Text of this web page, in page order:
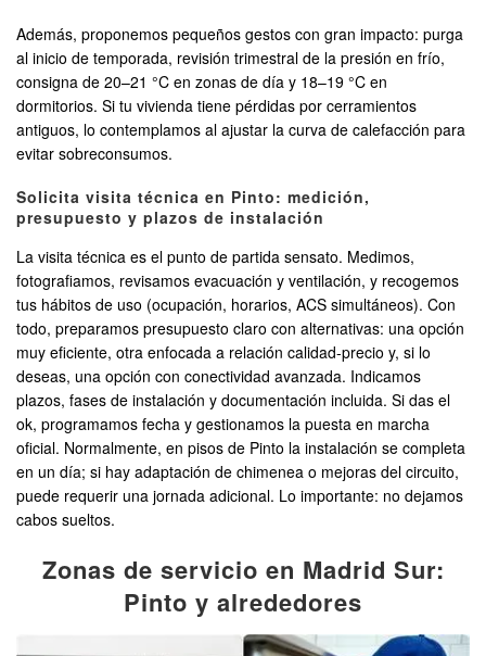
Además, proponemos pequeños gestos con gran impacto: purga
al inicio de temporada, revisión trimestral de la presión en frío,
consigna de 20–21 °C en zonas de día y 18–19 °C en
dormitorios. Si tu vivienda tiene pérdidas por cerramientos
antiguos, lo contemplamos al ajustar la curva de calefacción para
evitar sobreconsumos.
Solicita visita técnica en Pinto: medición,
presupuesto y plazos de instalación
La visita técnica es el punto de partida sensato. Medimos,
fotografiamos, revisamos evacuación y ventilación, y recogemos
tus hábitos de uso (ocupación, horarios, ACS simultáneos). Con
todo, preparamos presupuesto claro con alternativas: una opción
muy eficiente, otra enfocada a relación calidad-precio y, si lo
deseas, una opción con conectividad avanzada. Indicamos
plazos, fases de instalación y documentación incluida. Si das el
ok, programamos fecha y gestionamos la puesta en marcha
oficial. Normalmente, en pisos de Pinto la instalación se completa
en un día; si hay adaptación de chimenea o mejoras del circuito,
puede requerir una jornada adicional. Lo importante: no dejamos
cabos sueltos.
Zonas de servicio en Madrid Sur:
Pinto y alrededores